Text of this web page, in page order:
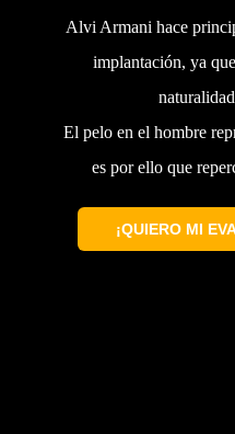
Alvi Armani hace
implantación, ya
El pelo en el hombre
es por ello que
¡QUIERO MI